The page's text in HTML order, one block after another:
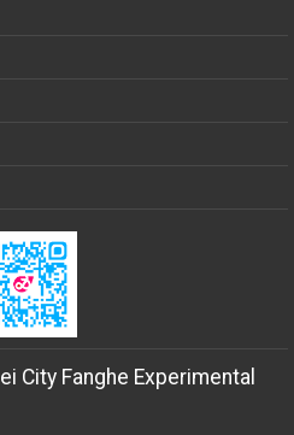
City Fanghe Experimental